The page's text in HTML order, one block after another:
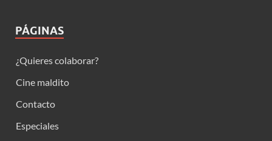
PÁGINAS
¿Quieres colaborar?
Cine maldito
Contacto
Especiales